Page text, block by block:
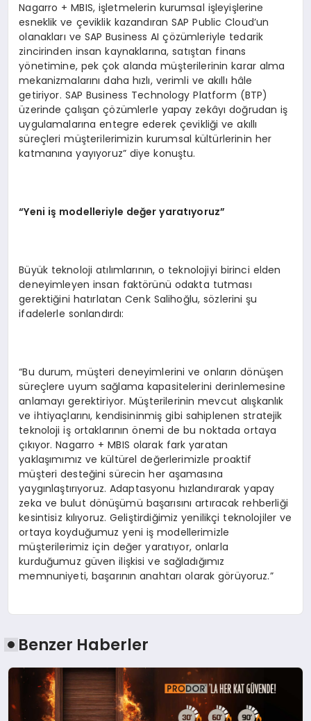
Nagarro + MBIS, işletmelerin kurumsal işleyişlerine
esneklik ve çeviklik kazandıran SAP Public Cloud’un
olanakları ve SAP Business AI çözümleriyle tedarik
zincirinden insan kaynaklarına, satıştan finans
yönetimine, pek çok alanda müşterilerinin karar alma
mekanizmalarını daha hızlı, verimli ve akıllı hâle
getiriyor. SAP Business Technology Platform (BTP)
üzerinde çalışan çözümlerle yapay zekâyı doğrudan iş
uygulamalarına entegre ederek çevikliği ve akıllı
süreçleri müşterilerimizin kurumsal kültürlerinin her
katmanına yayıyoruz” diye konuştu.
“Yeni iş modelleriyle değer yaratıyoruz”
Büyük teknoloji atılımlarının, o teknolojiyi birinci elden
deneyimleyen insan faktörünü odakta tutması
gerektiğini hatırlatan Cenk Salihoğlu, sözlerini şu
ifadelerle sonlandırdı:
“Bu durum, müşteri deneyimlerini ve onların dönüşen
süreçlere uyum sağlama kapasitelerini derinlemesine
anlamayı gerektiriyor. Müşterilerinin mevcut alışkanlık
ve ihtiyaçlarını, kendisininmiş gibi sahiplenen stratejik
teknoloji iş ortaklarının önemi de bu noktada ortaya
çıkıyor. Nagarro + MBIS olarak fark yaratan
yaklaşımımız ve kültürel değerlerimizle proaktif
müşteri desteğini sürecin her aşamasına
yaygınlaştırıyoruz. Adaptasyonu hızlandırarak yapay
zeka ve bulut dönüşümü başarısını artıracak rehberliği
kesintisiz kılıyoruz. Geliştirdiğimiz yenilikçi teknolojiler ve
ortaya koyduğumuz yeni iş modellerimizle
müşterilerimiz için değer yaratıyor, onlarla
kurduğumuz güven ilişkisi ve sağladığımız
memnuniyeti, başarının anahtarı olarak görüyoruz.”
Benzer Haberler